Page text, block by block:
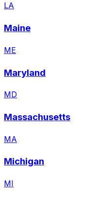
LA
Maine
ME
Maryland
MD
Massachusetts
MA
Michigan
MI